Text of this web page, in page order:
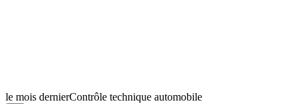
le mois dernierContrôle technique automobile